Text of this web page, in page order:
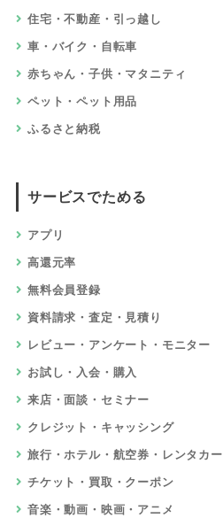
住宅・不動産・引っ越し
車・バイク・自転車
赤ちゃん・子供・マタニティ
ペット・ペット用品
ふるさと納税
サービスでためる
アプリ
高還元率
無料会員登録
資料請求・査定・見積り
レビュー・アンケート・モニター
お試し・入会・購入
来店・面談・セミナー
クレジット・キャッシング
旅行・ホテル・航空券・レンタカー
チケット・買取・クーポン
音楽・動画・映画・アニメ